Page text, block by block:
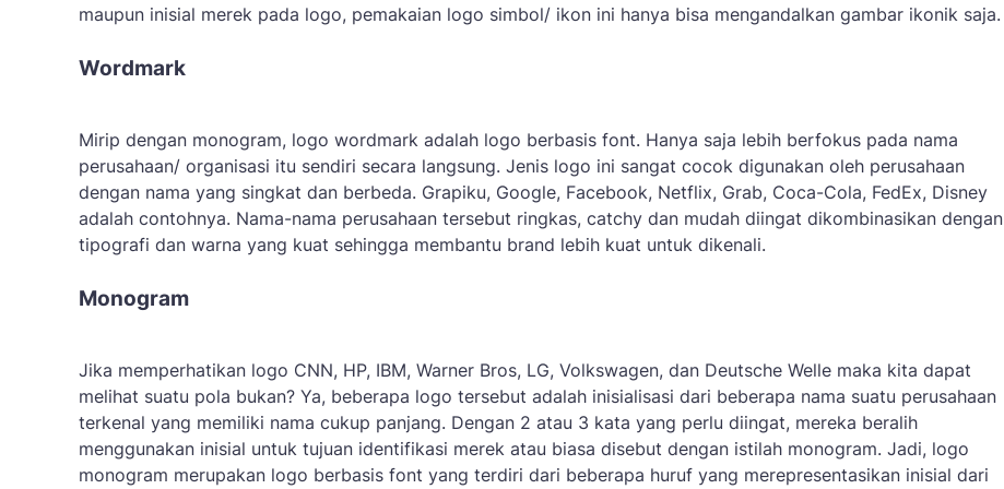
maupun inisial merek pada logo, pemakaian logo simbol/ ikon ini hanya bisa mengandalkan gambar ikonik saja.
Wordmark
Mirip dengan monogram, logo wordmark adalah logo berbasis font. Hanya saja lebih berfokus pada nama
perusahaan/ organisasi itu sendiri secara langsung. Jenis logo ini sangat cocok digunakan oleh perusahaan
dengan nama yang singkat dan berbeda. Grapiku, Google, Facebook, Netflix, Grab, Coca-Cola, FedEx, Disney
adalah contohnya. Nama-nama perusahaan tersebut ringkas, catchy dan mudah diingat dikombinasikan dengan
tipografi dan warna yang kuat sehingga membantu brand lebih kuat untuk dikenali.
Monogram
Jika memperhatikan logo CNN, HP, IBM, Warner Bros, LG, Volkswagen, dan Deutsche Welle maka kita dapat
melihat suatu pola bukan? Ya, beberapa logo tersebut adalah inisialisasi dari beberapa nama suatu perusahaan
terkenal yang memiliki nama cukup panjang. Dengan 2 atau 3 kata yang perlu diingat, mereka beralih
menggunakan inisial untuk tujuan identifikasi merek atau biasa disebut dengan istilah monogram. Jadi, logo
monogram merupakan logo berbasis font yang terdiri dari beberapa huruf yang merepresentasikan inisial dari